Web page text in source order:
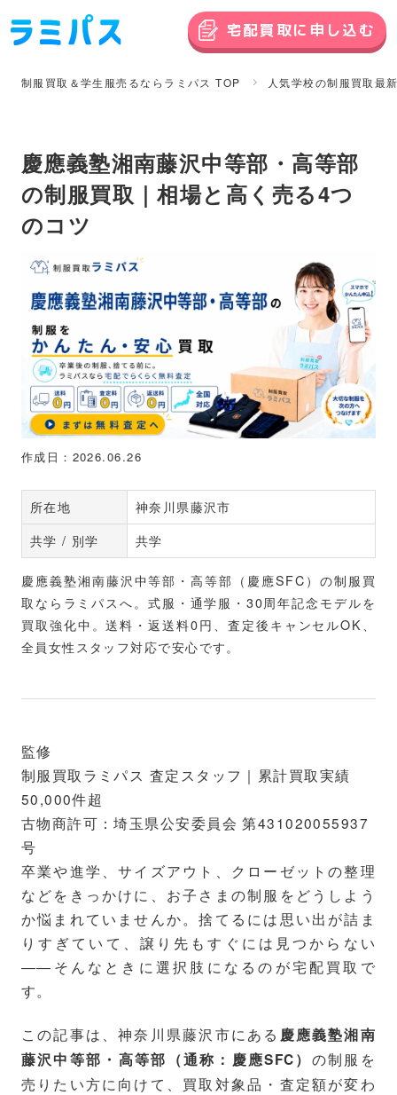
宅配買取に申し込む
制服買取＆学生服売るならラミパス TOP 人気学校の制服買取最
慶應義塾湘南藤沢中等部・高等部
の制服買取｜相場と高く売る4つ
のコツ
作成日：2026.06.26
所在地
神奈川県藤沢市
共学 / 別学
共学
慶應義塾湘南藤沢中等部・高等部（慶應SFC）の制服買
取ならラミパスへ。式服・通学服・30周年記念モデルを
買取強化中。送料・返送料0円、査定後キャンセルOK、
全員女性スタッフ対応で安心です。
監修
制服買取ラミパス 査定スタッフ｜累計買取実績
50,000件超
古物商許可：埼玉県公安委員会 第431020055937
号
卒業や進学、サイズアウト、クローゼットの整理
などをきっかけに、お子さまの制服をどうしよう
か悩まれていませんか。捨てるには思い出が詰ま
りすぎていて、譲り先もすぐには見つからない
――そんなときに選択肢になるのが宅配買取で
す。
この記事は、神奈川県藤沢市にある 慶應義塾湘南
藤沢中等部・高等部（通称：慶應SFC） の制服を
売りたい方に向けて、買取対象品・査定額が変わ